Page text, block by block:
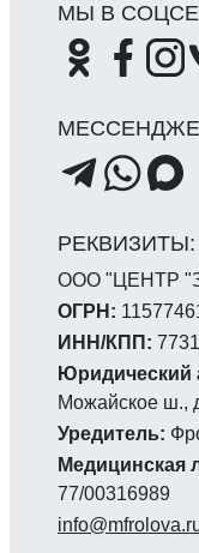
ООО "ЦЕНТР
ОГРН:
ИНН/КПП:
Юридический
Можайское ш.,
Уредитель:
Медицинская
77/00316989